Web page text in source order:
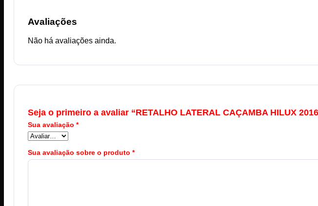
Avaliações
Não há avaliações ainda.
Seja o primeiro a avaliar “RETALHO LATERAL CAÇAMBA HILUX
Sua avaliação *
Sua avaliação sobre o produto *